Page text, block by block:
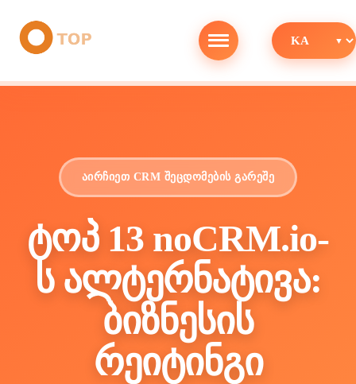
აირჩიეთ CRM შეცდომების გარეშე
ტოპ 13 noCRM.io-
ს ალტერნატივა:
ბიზნესის
რეიტინგი